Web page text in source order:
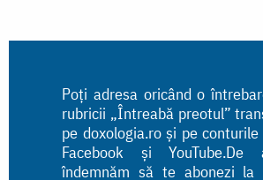
Poți adresa oricând o
rubricii „Întreabă preotul”
pe doxologia.ro și pe
Facebook și YouTube.De
îndemnăm să te abonezi la